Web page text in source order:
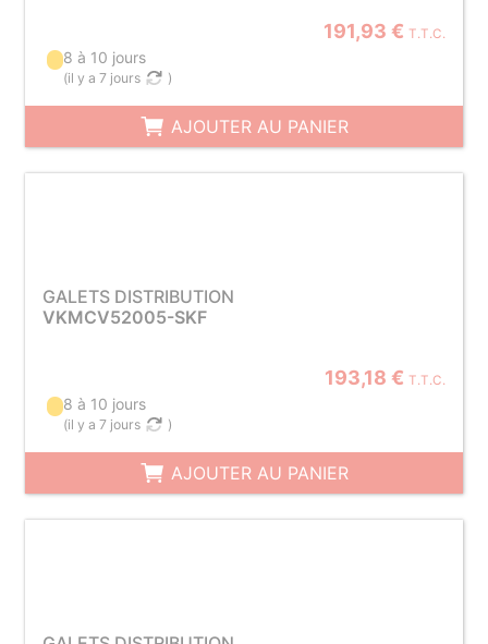
191,93 € T.T.C.
8 à 10 jours
(il y a 7 jours )
AJOUTER AU PANIER
GALETS DISTRIBUTION
VKMCV52005-SKF
193,18 € T.T.C.
8 à 10 jours
(il y a 7 jours )
AJOUTER AU PANIER